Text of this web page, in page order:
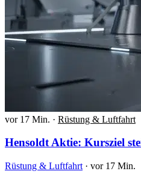
vor 17 Min. · Rüstung & Luftfahrt
Hensoldt Aktie: Kursziel
Rüstung & Luftfahrt · vor 17 Min.